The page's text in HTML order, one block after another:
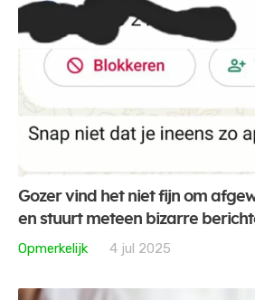
Gozer vind het niet fijn om
en stuurt meteen bizarre
Opmerkelijk
4 jul 2025